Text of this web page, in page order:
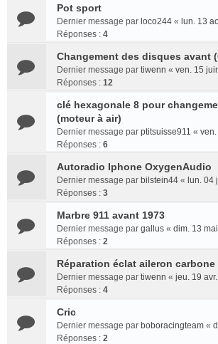
Pot sport
Dernier message par loco244 « lun. 13
Réponses : 4
Changement des disques avant
Dernier message par tiwenn « ven. 15
Réponses : 12
clé hexagonale 8 pour
(moteur à air)
Dernier message par ptitsuisse911 «
Réponses : 6
Autoradio Iphone OxygenAudio
Dernier message par bilstein44 « lun. 04
Réponses : 3
Marbre 911 avant 1973
Dernier message par gallus « dim. 13
Réponses : 2
Réparation éclat aileron carbone
Dernier message par tiwenn « jeu. 19
Réponses : 4
Cric
Dernier message par boboracingteam «
Réponses : 2